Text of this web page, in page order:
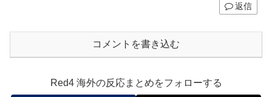
返信
コメントを書き込む
Red4 海外の反応まとめをフォローする